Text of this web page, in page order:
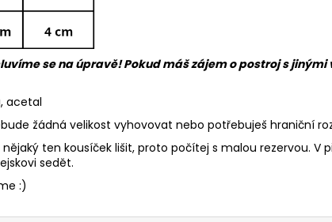
se na úpravě! Pokud máš zájem o postroj s
acetal
žádná velikost vyhovovat nebo potřebuješ hraniční
ten kousíček lišit, proto počítej s malou rezervou.
sedět.
:)